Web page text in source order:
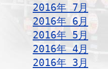
2016年 7月
2016年 6月
2016年 5月
2016年 4月
2016年 3月